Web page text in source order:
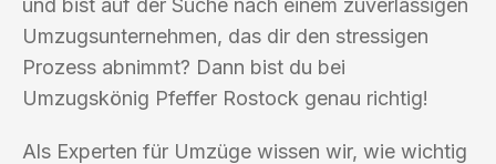
und bist auf der Suche nach einem zuverlässigen
Umzugsunternehmen, das dir den stressigen
Prozess abnimmt? Dann bist du bei
Umzugskönig Pfeffer Rostock genau richtig!
Als Experten für Umzüge wissen wir, wie wichtig